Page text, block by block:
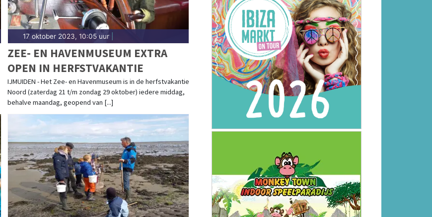
17 oktober 2023, 10:05 uur|
ZEE- EN HAVENMUSEUM EXTRA
OPEN IN HERFSTVAKANTIE
IJMUIDEN - Het Zee- en Havenmuseum is in de herfstvakantie
Noord (zaterdag 21 t/m zondag 29 oktober) iedere middag,
behalve maandag, geopend van [...]